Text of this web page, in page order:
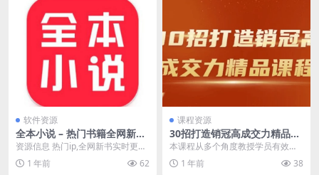
软件资源
全本小说 – 热门书籍全网新书
随时看
资源信息 热门ip,全网新书实时更
新，全类别热门图书随心看，玄
幻，奇幻，言情，武...
1 年前 62
课程资源
30招打造销冠高成交力精品课
程
本课程从多个角度教授学员有效的
销售策略和技巧。 学员将学习产品
定位、营销方法和客...
1 年前 38